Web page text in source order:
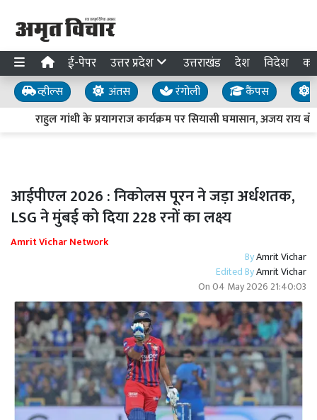
ई-पेपर उत्तर प्रदेश उत्तराखंड देश विदेश
व्हील्स अंतस रंगोली कैंपस
राहुल गांधी के प्रयागराज कार्यक्रम पर सियासी घमासान, अजय राय
आईपीएल 2026 : निकोलस पूरन ने जड़ा अर्धशतक,
LSG ने मुंबई को दिया 228 रनों का लक्ष्य
Amrit Vichar Network
ByAmrit Vichar
Edited ByAmrit Vichar
On04 May 2026 21:40:03